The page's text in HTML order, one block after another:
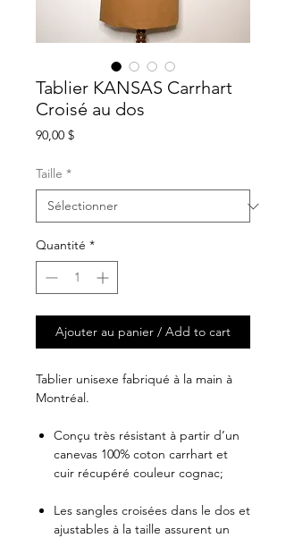
Tablier KANSAS Carrhart
Croisé au dos
90,00 $Prix
Taille *
Quantité *
Ajouter au panier / Add to cart
Tablier unisexe fabriqué à la main à
Montréal.
Conçu très résistant à partir d’un
canevas 100% coton carrhart et
cuir récupéré couleur cognac;
Les sangles croisées dans le dos et
ajustables à la taille assurent un